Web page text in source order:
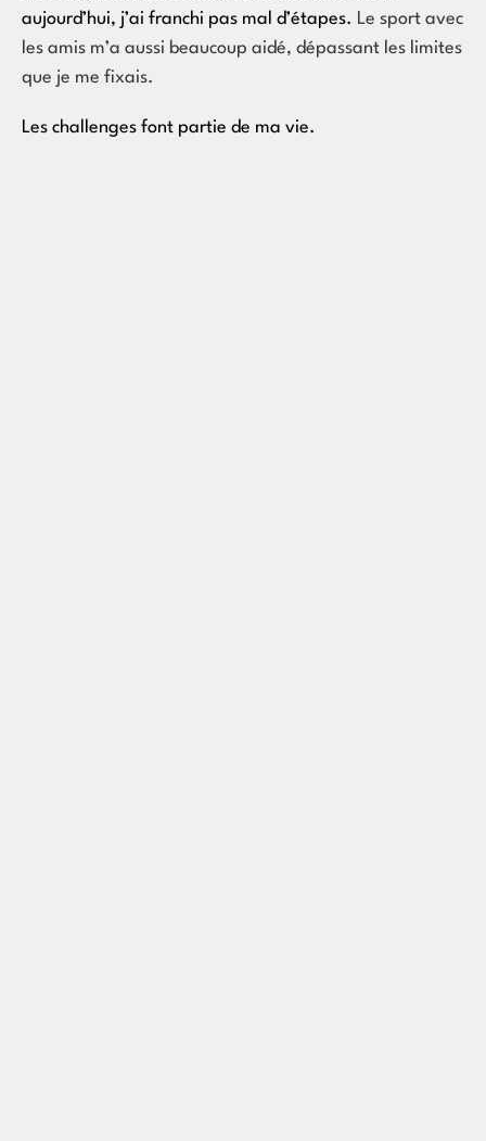
aujourd’hui, j’ai franchi pas mal d’étapes. Le sport avec
les amis m’a aussi beaucoup aidé, dépassant les limites
que je me fixais.
Les challenges font partie de ma vie.